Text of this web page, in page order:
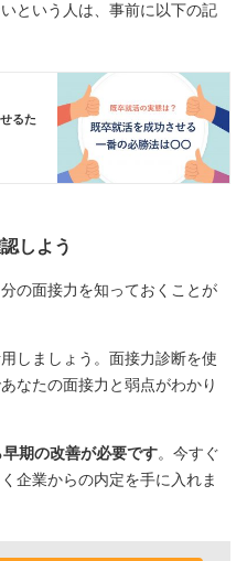
という人は、事前に以下の記
るた
しよう
の面接力を知っておくことが
用しましょう。面接力診断を使
なたの面接力と弱点がわかり
期の改善が必要です。今すぐ
企業からの内定を手に入れま